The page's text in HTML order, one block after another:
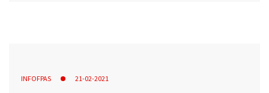
INFOFPAS 21-02-2021